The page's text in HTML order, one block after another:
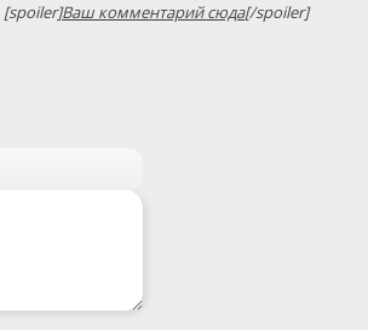
[spoiler]Ваш комментарий сюда[/spoiler]